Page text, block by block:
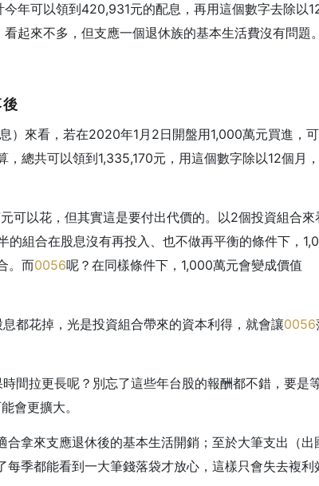
年可以領到420,931元的配息，再用這個數字去除以
起來不多，但支應一個退休族的基本生活費沒有問題。
息）來看，若在2020年1月2日開盤用1,000萬元買進，
總共可以領到1,335,170元，用這個數字除以12個月
可以花，但其實這是要付出代價的。以2個投資組合來
組合在股息沒有再投入、也不做再平衡的條件下，
。而0056呢？在同樣條件下，1,000萬元會變成價值
都花掉，光是投資組合帶來的資本利得，就會讓0056
間拉更長呢？別忘了這些年台股的報酬都不錯，要是
會更擴大。
拿來支應退休後的基本生活開銷；至於大筆支出（出
季都能看到一大筆錢落袋才放心，這樣只會失去複利